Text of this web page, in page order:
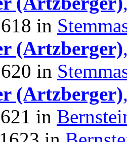
in
(Artzberger)
in
(Artzberger)
in